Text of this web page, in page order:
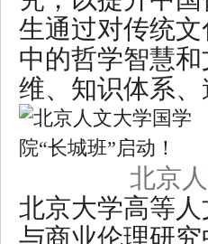
生通过对传统
中的哲学智慧
维、知识体系
北京
北京大学高等
与商业伦理研